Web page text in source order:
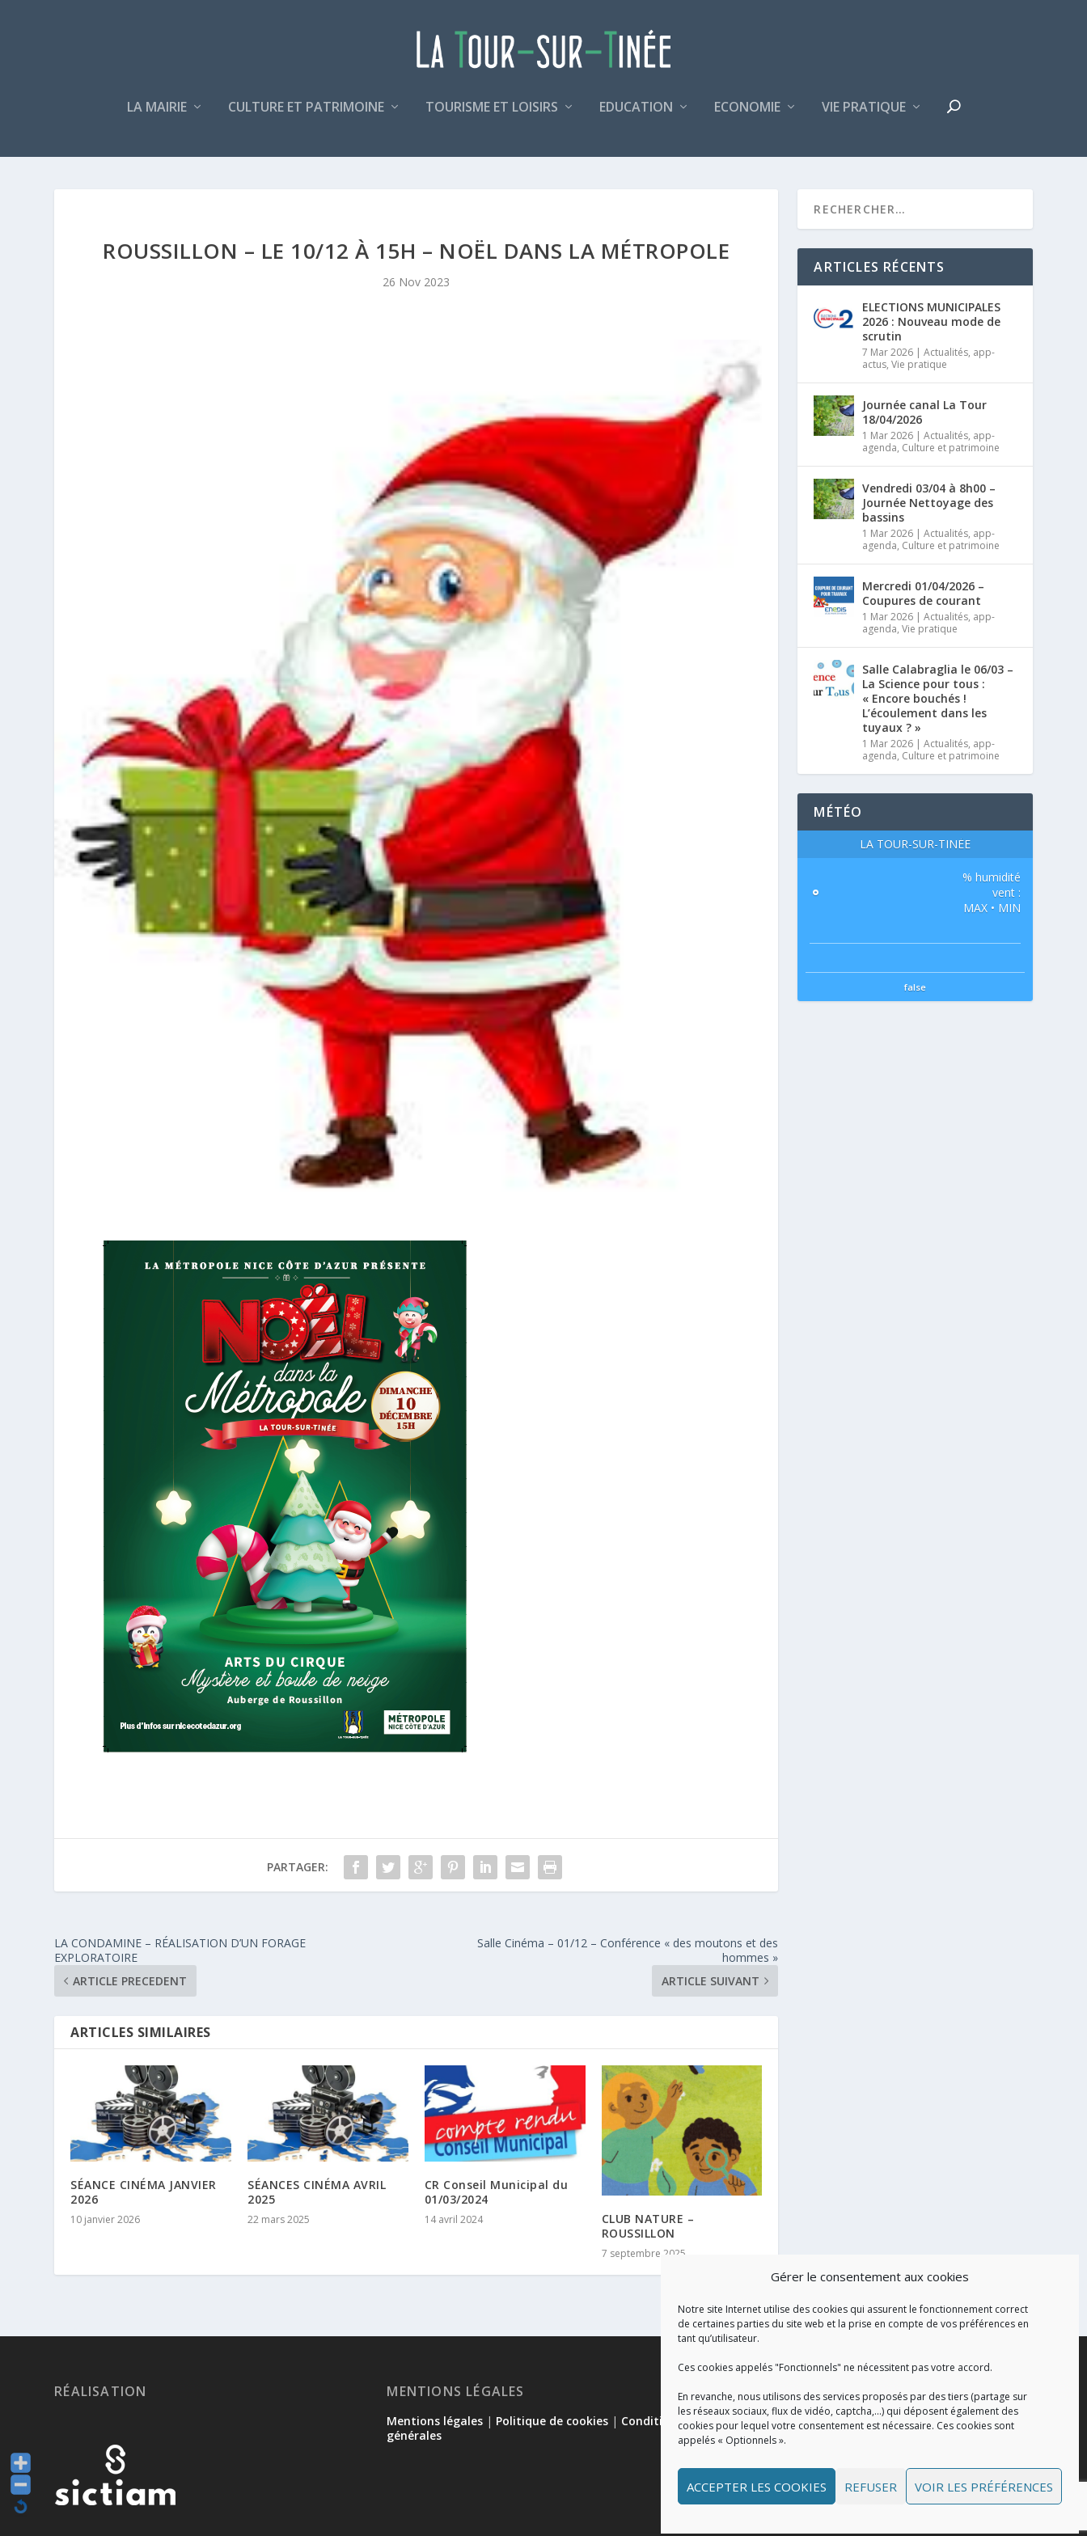
Gérer le consentement aux cookies
Notre site Internet utilise des cookies qui assurent le fonctionnement correct
de certaines parties du site web et la prise en compte de vos préférences en
tant qu’utilisateur.
Ces cookies appelés "Fonctionnels" ne nécessitent pas votre accord.
En revanche, nous utilisons des services proposés par des tiers (partage sur
les réseaux sociaux, flux de vidéo, captcha,...) qui déposent également des
cookies pour lequel votre consentement est nécessaire. Ces cookies sont
appelés « Optionnels ».
ACCEPTER LES COOKIES REFUSER VOIR LES PRÉFÉRENCES
LA MAIRIE CULTURE ET PATRIMOINE TOURISME ET LOISIRS EDUCATION ECONOMIE VIE PRATIQUE
ROUSSILLON – LE 10/12 À 15H – NOËL DANS LA MÉTROPOLE
26 Nov 2023
PARTAGER:
LA CONDAMINE – RÉALISATION D’UN FORAGE
EXPLORATOIRE
ARTICLE PRECEDENT
Salle Cinéma – 01/12 – Conférence « des moutons et des
hommes »
ARTICLE SUIVANT
ARTICLES SIMILAIRES
SÉANCE CINÉMA JANVIER
2026
10 janvier 2026
SÉANCES CINÉMA AVRIL
2025
22 mars 2025
CR Conseil Municipal du
01/03/2024
14 avril 2024
CLUB NATURE –
ROUSSILLON
7 septembre 2025
ARTICLES RÉCENTS
ELECTIONS MUNICIPALES
2026 : Nouveau mode de
scrutin
7 Mar 2026 |Actualités, app-
actus,Vie pratique
Journée canal La Tour
18/04/2026
1 Mar 2026 |Actualités, app-
agenda, Culture et patrimoine
Vendredi 03/04 à 8h00 –
Journée Nettoyage des
bassins
1 Mar 2026 |Actualités, app-
agenda, Culture et patrimoine
Mercredi 01/04/2026 –
Coupures de courant
1 Mar 2026 |Actualités, app-
agenda,Vie pratique
Salle Calabraglia le 06/03 –
La Science pour tous :
« Encore bouchés !
L’écoulement dans les
tuyaux ? »
1 Mar 2026 |Actualités, app-
agenda, Culture et patrimoine
MÉTÉO
LA TOUR-SUR-TINÉE
°
% humidité
vent :
MAX • MIN
false
RÉALISATION MENTIONS LÉGALES
Mentions légales | Politique de cookies | Conditions
générales